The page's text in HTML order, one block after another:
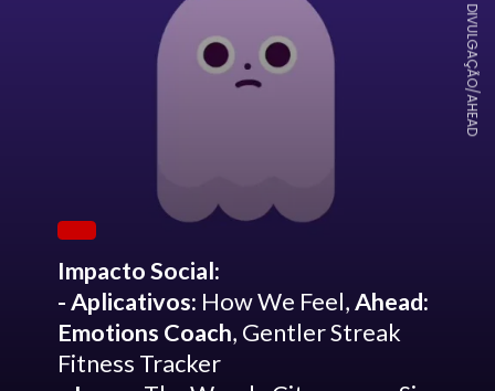
Impacto Social:
- Aplicativos: How We Feel,Ahead:
Emotions Coach, Gentler Streak
Fitness Tracker
DIVULGAÇÃO/AHEAD